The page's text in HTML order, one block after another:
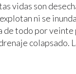
vidas son
ni se
de todo por
colapsado.